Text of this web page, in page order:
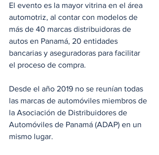
El evento es la mayor vitrina en el área
automotriz, al contar con modelos de
más de 40 marcas distribuidoras de
autos en Panamá, 20 entidades
bancarias y aseguradoras para facilitar
el proceso de compra.
Desde el año 2019 no se reunían todas
las marcas de automóviles miembros de
la Asociación de Distribuidores de
Automóviles de Panamá (ADAP) en un
mismo lugar.